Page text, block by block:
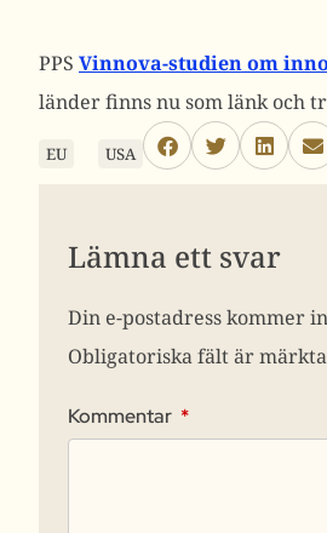
PPS Vinnova-studien om
länder finns nu som länk och
EU USA
Lämna ett svar
Din e-postadress kommer
Obligatoriska fält är märkta
Kommentar *